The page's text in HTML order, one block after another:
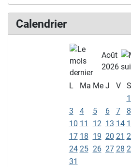
Calendrier
Août
2026
L Ma Me J V S
1
3
4 5 6 7 8
10 11 12 13 14
17 18 19 20 21
24 25 26 27 28
31